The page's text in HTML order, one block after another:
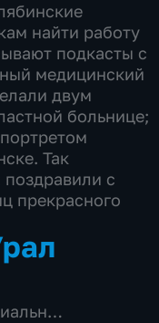
найти работу
подкасты с
медицинский
двум
больнице;
Так
с
прекрасного